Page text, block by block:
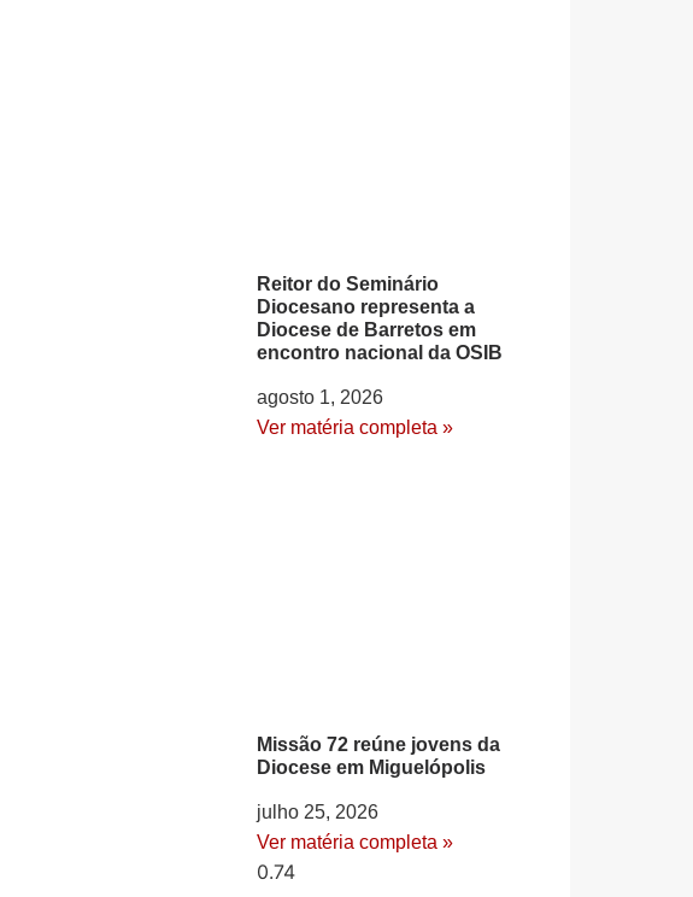
Reitor do Seminário
Diocesano representa a
Diocese de Barretos em
encontro nacional da OSIB
agosto 1, 2026
Ver matéria completa »
Missão 72 reúne jovens da
Diocese em Miguelópolis
julho 25, 2026
Ver matéria completa »